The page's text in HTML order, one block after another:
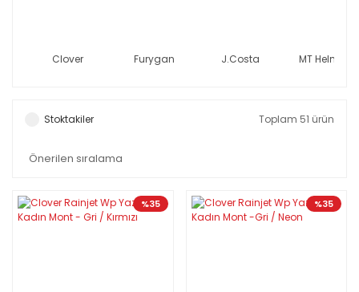
Clover Furygan J.Costa MT Helmets
Stoktakiler Toplam 51 ürün
%35 %35